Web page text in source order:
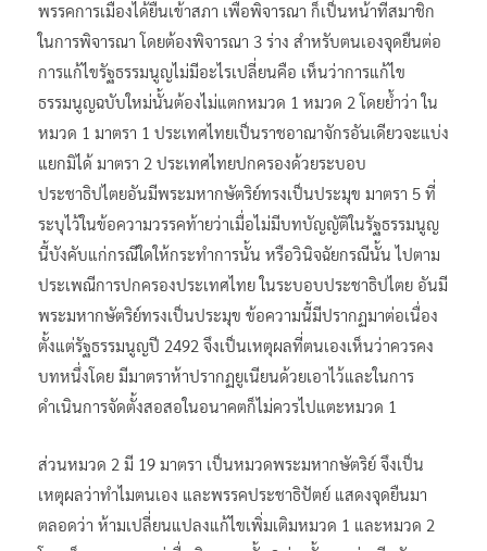
พรรคการเมืองได้ยืนเข้าสภา เพื่อพิจารณา ก็เป็นหน้าที่สมาชิก
ในการพิจารณา โดยต้องพิจารณา 3 ร่าง สำหรับตนเองจุดยืนต่อ
การแก้ไขรัฐธรรมนูญไม่มีอะไรเปลี่ยนคือ เห็นว่าการแก้ไข
ธรรมนูญฉบับใหม่นั้นต้องไม่แตกหมวด 1 หมวด 2 โดยย้ำว่า ใน
หมวด 1 มาตรา 1 ประเทศไทยเป็นราชอาณาจักรอันเดียวจะแบ่ง
แยกมิได้ มาตรา 2 ประเทศไทยปกครองด้วยระบอบ
ประชาธิปไตยอันมีพระมหากษัตริย์ทรงเป็นประมุข มาตรา 5 ที่
ระบุไว้ในข้อความวรรคท้ายว่าเมื่อไม่มีบทบัญญัติในรัฐธรรมนูญ
นี้บังคับแก่กรณีใดให้กระทำการนั้น หรือวินิจฉัยกรณีนั้น ไปตาม
ประเพณีการปกครองประเทศไทย ในระบอบประชาธิปไตย อันมี
พระมหากษัตริย์ทรงเป็นประมุข ข้อความนี้มีปรากฏมาต่อเนื่อง
ตั้งแต่รัฐธรรมนูญปี 2492 จึงเป็นเหตุผลที่ตนเองเห็นว่าควรคง
บทหนึ่งโดย มีมาตราห้าปรากฏยูเนียนด้วยเอาไว้และในการ
ดำเนินการจัดตั้งสอสอในอนาคตก็ไม่ควรไปแตะหมวด 1
ส่วนหมวด 2 มี 19 มาตรา เป็นหมวดพระมหากษัตริย์ จึงเป็น
เหตุผลว่าทำไมตนเอง และพรรคประชาธิปัตย์ แสดงจุดยืนมา
ตลอดว่า ห้ามเปลี่ยนแปลงแก้ไขเพิ่มเติมหมวด 1 และหมวด 2